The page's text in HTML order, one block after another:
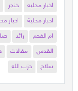
اخبار محليه
خنجر
اخبار محلية
اخبار
ام الفحم
رائد
القدس
مقالات
سلاح
حزب الله